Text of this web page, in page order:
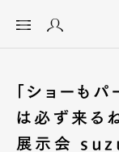
「ショーも
は必ず来る
展示会